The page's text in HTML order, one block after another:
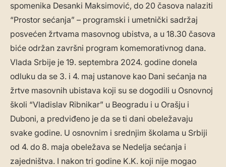
spomenika Desanki Maksimović, do 20 časova nalaziti
“Prostor sećanja” – programski i umetnički sadržaj
posvećen žrtvama masovnog ubistva, a u 18.30 časova
biće održan završni program komemorativnog dana.
Vlada Srbije je 19. septembra 2024. godine donela
odluku da se 3. i 4. maj ustanove kao Dani sećanja na
žrtve masovnih ubistava koji su se dogodili u Osnovnoj
školi “Vladislav Ribnikar” u Beogradu i u Orašju i
Duboni, a predviđeno je da se ti dani obeležavaju
svake godine. U osnovnim i srednjim školama u Srbiji
od 4. do 8. maja obeležava se Nedelja sećanja i
zajedništva. I nakon tri godine K.K. koji nije mogao